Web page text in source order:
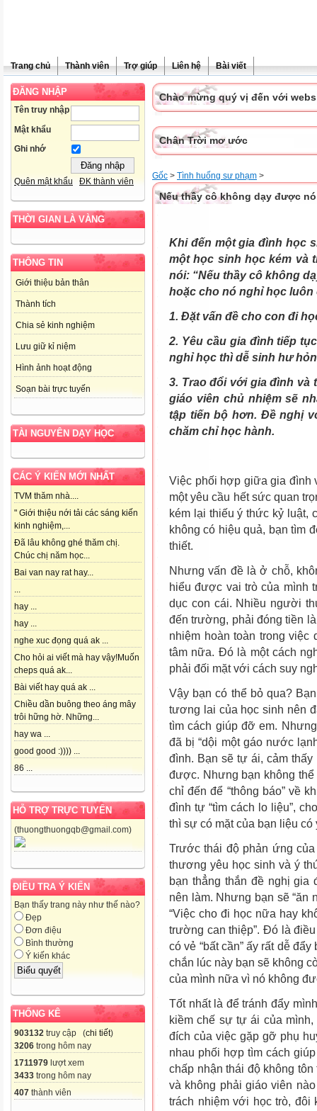
Trang chủ Thành viên Trợ giúp Liên hệ Bài viết
ĐĂNG NHẬP
Tên truy nhập
Mật khẩu
Ghi nhớ
Quên mật khẩu ĐK thành viên
THỜI GIAN LÀ VÀNG
THÔNG TIN
Giới thiệu bản thân
Thành tích
Chia sẻ kinh nghiệm
Lưu giữ kỉ niệm
Hình ảnh hoạt động
Soạn bài trực tuyến
TÀI NGUYÊN DẠY HỌC
CÁC Ý KIẾN MỚI NHẤT
TVM thăm nhà....
" Giới thiệu nới tải các sáng kiến
kinh nghiệm,...
Đã lâu không ghé thăm chị.
Chúc chị năm học...
Bai van nay rat hay...
...
hay ...
hay ...
nghe xuc đọng quá ak ...
Cho hỏi ai viết mà hay vậy!Muốn
cheps quá ak...
Bài viết hay quá ak ...
Chiều dần buông theo áng mây
trôi hững hờ. Những...
hay wa ...
good good :)))) ...
86 ...
HỖ TRỢ TRỰC TUYẾN
(thuongthuongqb@gmail.com)
ĐIỀU TRA Ý KIẾN
Bạn thấy trang này như thế nào?
Đẹp
Đơn điệu
Bình thường
Ý kiến khác
THỐNG KÊ
903132 truy cập (chi tiết)
3206 trong hôm nay
1711979 lượt xem
3433 trong hôm nay
407 thành viên
Chào mừng quý vị đến với
Chân Trời mơ ước
Gốc > Tình huống sư phạm >
Nếu thầy cô không dạy được
Khi đến một gia đình học
một học sinh học kém và
nói: “Nếu thầy cô không
hoặc cho nó nghỉ học
1. Đặt vấn đề cho con đi
2. Yêu cầu gia đình tiếp
nghỉ học thì dễ sinh hư
3. Trao đổi với gia đình và
giáo viên chủ nhiệm sẽ
tập tiến bộ hơn. Đề nghị
chăm chỉ học hành.
Việc phối hợp giữa gia đình
một yêu cầu hết sức quan
kém lại thiếu ý thức kỷ luật,
không có hiệu quả, bạn tìm
thiết.
Nhưng vấn đề là ở chỗ,
hiểu được vai trò của mình
dục con cái. Nhiều người
đến trường, phải đóng tiền
nhiệm hoàn toàn trong việc
tâm nữa. Đó là một cách
phải đối mặt với cách suy
Vậy bạn có thể bỏ qua?
tương lai của học sinh nên
tìm cách giúp đỡ em.
đã bị “dội một gáo nước
đình. Bạn sẽ tự ái, cảm
được. Nhưng bạn không thể
chỉ đến để “thông báo” về
đình tự “tìm cách lo liệu”,
thì sự có mặt của bạn liệu có
Trước thái độ phản ứng
thương yêu học sinh và ý
bạn thẳng thắn đề nghị
nên làm. Nhưng bạn sẽ “ăn
“Việc cho đi học nữa hay
trường can thiệp”. Đó là
có vẻ “bất cần” ấy rất dễ
chắn lúc này bạn sẽ không
của mình nữa vì nó không
Tốt nhất là để tránh đẩy
kiềm chế sự tự ái của
đích của việc gặp gỡ phụ
nhau phối hợp tìm cách
chấp nhận thái độ không
và không phải giáo viên
trách nhiệm với học trò, đôi